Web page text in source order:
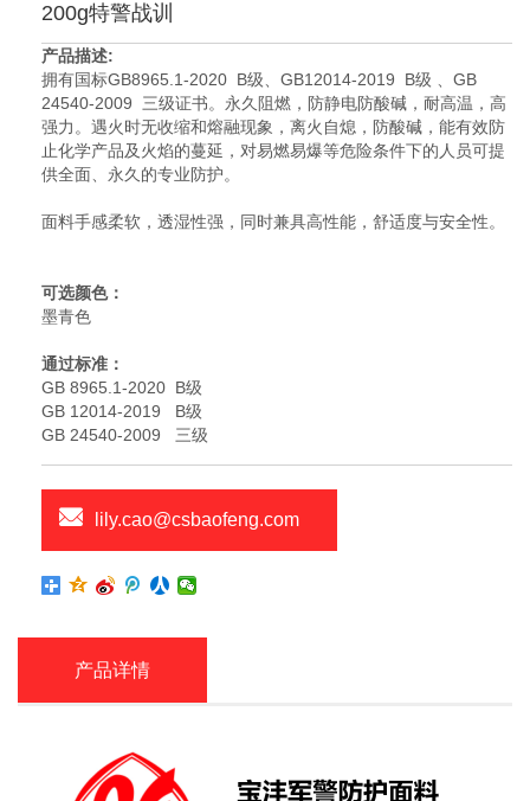
200g特警战训
产品描述:
拥有国标GB8965.1-2020 B级、GB12014-2019 B级 、GB
24540-2009 三级证书。永久阻燃，防静电防酸碱，耐高温，高
强力。遇火时无收缩和熔融现象，离火自熄，防酸碱，能有效防
止化学产品及火焰的蔓延，对易燃易爆等危险条件下的人员可提
供全面、永久的专业防护。
面料手感柔软，透湿性强，同时兼具高性能，舒适度与安全性。
可选颜色：
墨青色
通过标准：
GB 8965.1-2020 B级
GB 12014-2019 B级
GB 24540-2009 三级
lily.cao@csbaofeng.com
产品详情